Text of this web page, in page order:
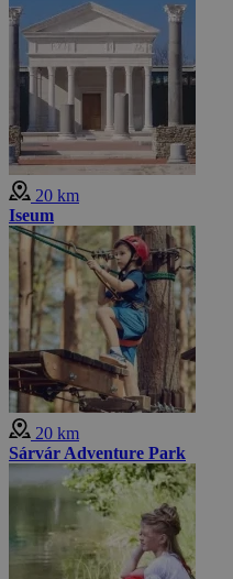
20 km
Iseum
20 km
Sárvár Adventure Park